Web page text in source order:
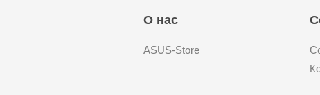
О нас
ASUS-Store